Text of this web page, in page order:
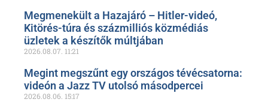
Megmenekült a Hazajáró – Hitler-videó,
Kitörés-túra és százmilliós közmédiás
üzletek a készítők múltjában
2026.08.07. 11:21
Megint megszűnt egy országos tévécsatorna:
videón a Jazz TV utolsó másodpercei
2026.08.06. 15:17